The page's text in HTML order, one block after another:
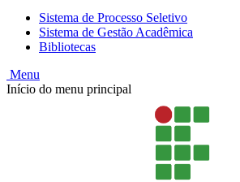
Sistema de Processo Seletivo
Sistema de Gestão Acadêmica
Bibliotecas
Menu
Início do menu principal